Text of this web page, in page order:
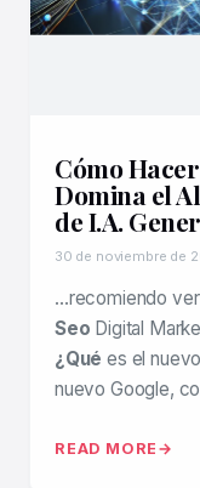
Cómo
Domina el
de I.A.
30 de noviembre de
…recomiendo
Seo Digital
¿Qué es el
nuevo Google,
READ MORE